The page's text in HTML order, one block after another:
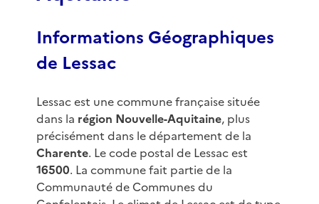
Informations Géographiques
de Lessac
Lessac est une commune française située
dans la région Nouvelle-Aquitaine, plus
précisément dans le département de la
Charente. Le code postal de Lessac est
16500. La commune fait partie de la
Communauté de Communes du